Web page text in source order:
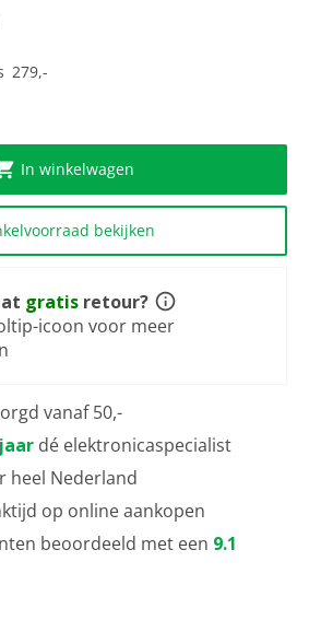
279,-
In winkelwagen
bekijken
gratis retour?
icoon voor meer
vanaf 50,-
dé elektronicaspecialist
heel Nederland
op online aankopen
beoordeeld met een 9.1